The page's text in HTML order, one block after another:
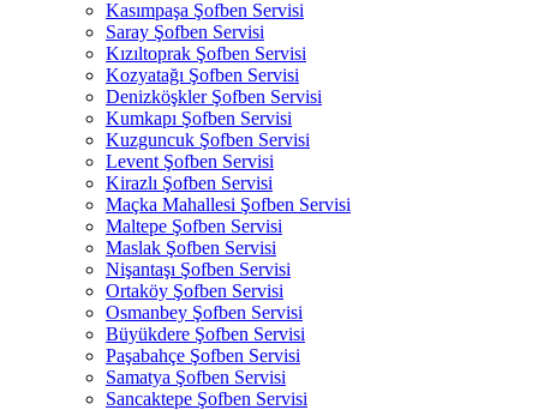
Kasımpaşa Şofben Servisi
Saray Şofben Servisi
Kızıltoprak Şofben Servisi
Kozyatağı Şofben Servisi
Denizköşkler Şofben Servisi
Kumkapı Şofben Servisi
Kuzguncuk Şofben Servisi
Levent Şofben Servisi
Kirazlı Şofben Servisi
Maçka Mahallesi Şofben Servisi
Maltepe Şofben Servisi
Maslak Şofben Servisi
Nişantaşı Şofben Servisi
Ortaköy Şofben Servisi
Osmanbey Şofben Servisi
Büyükdere Şofben Servisi
Paşabahçe Şofben Servisi
Samatya Şofben Servisi
Sancaktepe Şofben Servisi